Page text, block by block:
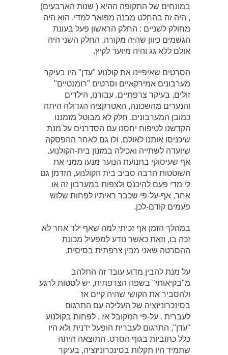
במונחים של התקופה ההיא ( שנות הארבעים)
, היה זה בהחלט מבנה מפואר למדי. הוא היה
מחולק לשניים : החלק הראשון פעל בעונת
הגשמים כיוון שהיה מקורה, החלק השני היה
אולם ללא גג והיה מיועד לקיץ.
הסרטים שאיפיינו את קולנוע "עדן" היו בעיקר
מערבונים אמירקאיים וסרטים "רומנטיים"
זולים, בעיקר צרפתיים. עבורנו, הילדים
והנערים מהשכונה, האטרקציה הגדולה היתה
כמובן המערבונים. חלק לא מבוטל מזמננו
הקדשנו לטיפוח יחסנו עם הסדרנים על מנת
שיכניסו אותנו לאולם, ולו גם לאחר ההפסקה
שיועדה לשתייה ואכילה במזנון בית-הקולנוע.
אף שעיסוקי בתנועת הנוער מנעו ממני את
השוטטות הרבה סביב בית הקולנוע, הזדמן גם
לי מדי פעם להיכנס ולצפות במערבון זה או
אחר, אף-על-פי שכבר ראיתיו לפחות שלוש
פעמים קודם-לכן.
במהלך הזמן אף זכיתי למה שאף ילד אחר לא
זכה בו, וזאת כאשר נודע למפעיל מכונת
ההסרטה שאני מבין צרפתית בסיסית.
על מנת להבין מדוע עובד זה התלהב
מ"בקיאותי" בשפה הצרפתית, יש לסטות לרגע
ולהסביר את הקושי שהיה קיים אז
בסינכרוניזציה של העלילה עם התרגום
לעברית . על-פי המקובל אז , לפחות בקולנוע
"עדן", התרגום לעברית הופעל ידנית ולא היו
כלל כתוביות בגוף הסרט. התוצאה היתה
שתמיד היו תקלות בסינכרוניזציה, בעיקר